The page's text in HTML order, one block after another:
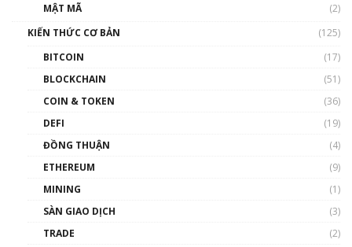
00:43:47
như thể nào?
00:39:31
Phổ cập Blockchain
thống & Crypto qua các cuộc chiến | Phổ cập
MẬT MÃ
(2)
KIẾN THỨC CƠ BẢN
(125)
BITCOIN
(17)
BLOCKCHAIN
(51)
COIN & TOKEN
(36)
DEFI
(19)
ĐỒNG THUẬN
(4)
ETHEREUM
(9)
MINING
(1)
SÀN GIAO DỊCH
(3)
TRADE
(2)